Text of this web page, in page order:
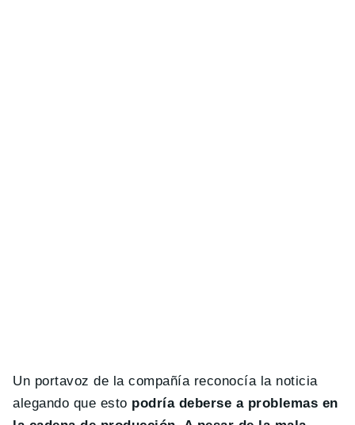
Un portavoz de la compañía reconocía la noticia
alegando que esto podría deberse a problemas en